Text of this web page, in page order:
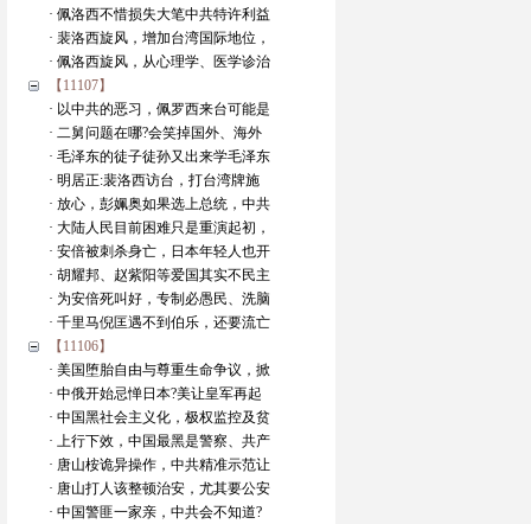
· 佩洛西不惜损失大笔中共特许利益
· 裴洛西旋风，增加台湾国际地位，
· 佩洛西旋风，从心理学、医学诊治
【11107】
· 以中共的恶习，佩罗西来台可能是
· 二舅问题在哪?会笑掉国外、海外
· 毛泽东的徒子徒孙又出来学毛泽东
· 明居正:裴洛西访台，打台湾牌施
· 放心，彭姵奥如果选上总统，中共
· 大陆人民目前困难只是重演起初，
· 安倍被刺杀身亡，日本年轻人也开
· 胡耀邦、赵紫阳等爱国其实不民主
· 为安倍死叫好，专制必愚民、洗脑
· 千里马倪匡遇不到伯乐，还要流亡
【11106】
· 美国堕胎自由与尊重生命争议，掀
· 中俄开始忌惮日本?美让皇军再起
· 中国黑社会主义化，极权监控及贫
· 上行下效，中国最黑是警察、共产
· 唐山桉诡异操作，中共精准示范让
· 唐山打人该整顿治安，尤其要公安
· 中国警匪一家亲，中共会不知道?